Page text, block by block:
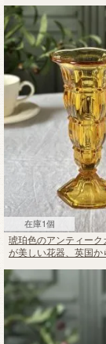
グ
在庫1個
琥珀色のアンティーク
が美しい花器、英国か
ス